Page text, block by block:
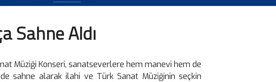
Sahne Aldı
Müziği Konseri, sanatseverlere hem manevi hem de
sahne alarak ilahi ve Türk Sanat Müziğinin seçkin